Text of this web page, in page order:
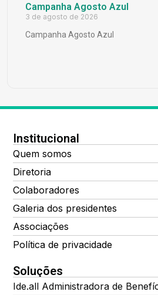
Campanha Agosto Azul
3 de agosto de 2026
Campanha Agosto Azul
Institucional
Quem somos
Diretoria
Colaboradores
Galeria dos presidentes
Associações
Política de privacidade
Soluções
Ide.all Administradora de